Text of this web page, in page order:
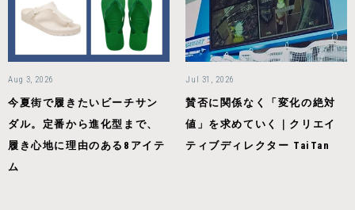
Aug 3, 2026
今夏街で履きたいビーチサン
ダル。定番から進化型まで、
履き心地に理由のある8アイテ
ム
Jul 31, 2026
賛否に関係なく「変化の絶対
値」を求めていく｜クリエイ
ティブディレクター TaiTan